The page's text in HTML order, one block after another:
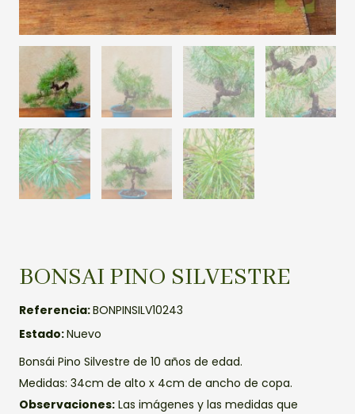
BONSAI PINO SILVESTRE
Referencia:BONPINSILV10243
Estado:Nuevo
Bonsái Pino Silvestre de 10 años de edad.
Medidas: 34cm de alto x 4cm de ancho de copa.
Observaciones: Las imágenes y las medidas que